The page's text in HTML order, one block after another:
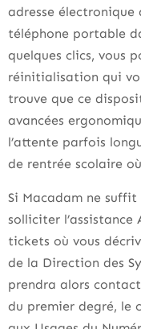
adresse électronique
téléphone portable
quelques clics, vous
réinitialisation qui vous
trouve que ce
avancées
l’attente parfois
de rentrée scolaire
Si Macadam ne suffit
solliciter l’assistance
tickets où vous
de la Direction des
prendra alors
du premier degré, le